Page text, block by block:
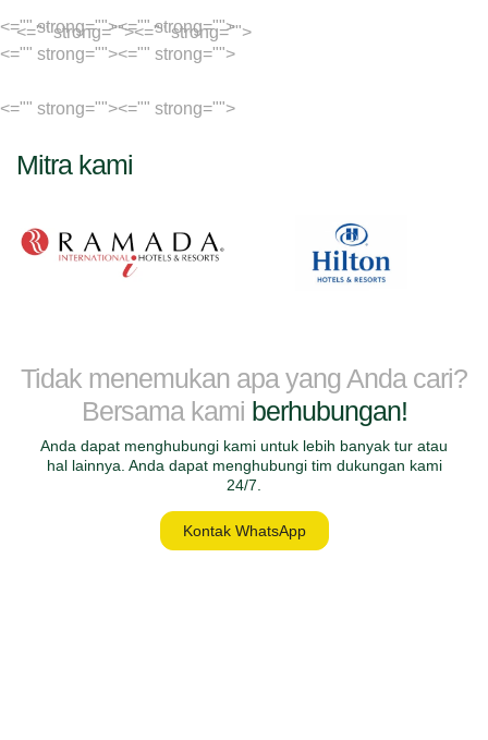
<="" strong=""><="" strong="">
<="" strong=""><="" strong="">
<="" strong=""><="" strong="">
<="" strong=""><="" strong="">
Mitra kami
Tidak menemukan apa yang Anda cari?
Bersama kami berhubungan!
Anda dapat menghubungi kami untuk lebih banyak tur atau
hal lainnya. Anda dapat menghubungi tim dukungan kami
24/7.
Kontak WhatsApp